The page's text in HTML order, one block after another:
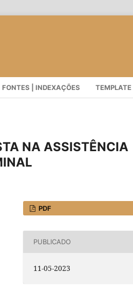
FONTES | INDEXAÇÕES TEMPLATE
NA ASSISTÊNCIA
PDF
PUBLICADO
11-05-2023